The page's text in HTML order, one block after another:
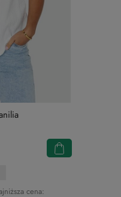
cena: